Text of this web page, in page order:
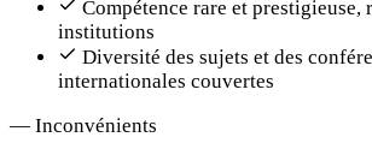
Compétence rare et prestigieuse,
institutions
Diversité des sujets et des
internationales couvertes
— Inconvénients